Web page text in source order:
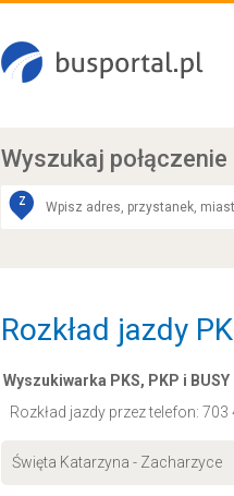
Wyszukaj połączenie
Z
Rozkład jazdy
Wyszukiwarka PKS, PKP i BUSY
Rozkład jazdy przez telefon: 703
Święta Katarzyna - Zacharzyce